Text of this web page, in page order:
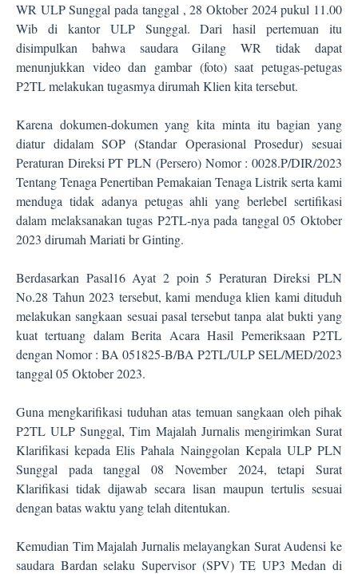
WR ULP Sunggal pada tanggal , 28 Oktober 2024 pukul 11.00
Wib di kantor ULP Sunggal. Dari hasil pertemuan itu
disimpulkan bahwa saudara Gilang WR tidak dapat
menunjukkan video dan gambar (foto) saat petugas-petugas
P2TL melakukan tugasmya dirumah Klien kita tersebut.
Karena dokumen-dokumen yang kita minta itu bagian yang
diatur didalam SOP (Standar Operasional Prosedur) sesuai
Peraturan Direksi PT PLN (Persero) Nomor : 0028.P/DIR/2023
Tentang Tenaga Penertiban Pemakaian Tenaga Listrik serta kami
menduga tidak adanya petugas ahli yang berlebel sertifikasi
dalam melaksanakan tugas P2TL-nya pada tanggal 05 Oktober
2023 dirumah Mariati br Ginting.
Berdasarkan Pasal16 Ayat 2 poin 5 Peraturan Direksi PLN
No.28 Tahun 2023 tersebut, kami menduga klien kami dituduh
melakukan sangkaan sesuai pasal tersebut tanpa alat bukti yang
kuat tertuang dalam Berita Acara Hasil Pemeriksaan P2TL
dengan Nomor : BA 051825-B/BA P2TL/ULP SEL/MED/2023
tanggal 05 Oktober 2023.
Guna mengkarifikasi tuduhan atas temuan sangkaan oleh pihak
P2TL ULP Sunggal, Tim Majalah Jurnalis mengirimkan Surat
Klarifikasi kepada Elis Pahala Nainggolan Kepala ULP PLN
Sunggal pada tanggal 08 November 2024, tetapi Surat
Klarifikasi tidak dijawab secara lisan maupun tertulis sesuai
dengan batas waktu yang telah ditentukan.
Kemudian Tim Majalah Jurnalis melayangkan Surat Audensi ke
saudara Bardan selaku Supervisor (SPV) TE UP3 Medan di